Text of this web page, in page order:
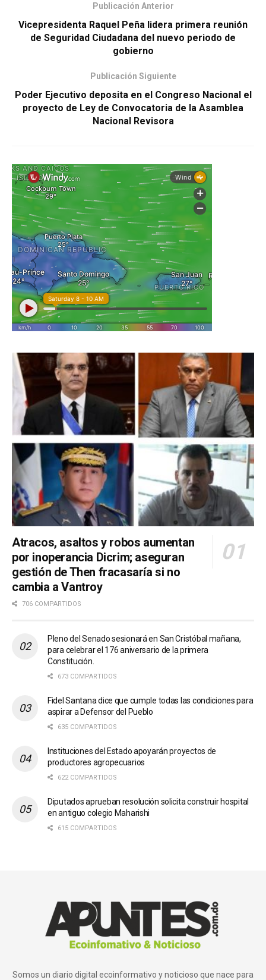
Publicación Anterior
Vicepresidenta Raquel Peña lidera primera reunión
de Seguridad Ciudadana del nuevo periodo de
gobierno
Publicación Siguiente
Poder Ejecutivo deposita en el Congreso Nacional el
proyecto de Ley de Convocatoria de la Asamblea
Nacional Revisora
Atracos, asaltos y robos aumentan
por inoperancia Dicrim; aseguran
gestión de Then fracasaría si no
cambia a Vantroy
706 COMPARTIDOS
Pleno del Senado sesionará en San Cristóbal mañana,
para celebrar el 176 aniversario de la primera
Constitución.
673 COMPARTIDOS
Fidel Santana dice que cumple todas las condiciones para
aspirar a Defensor del Pueblo
635 COMPARTIDOS
Instituciones del Estado apoyarán proyectos de
productores agropecuarios
622 COMPARTIDOS
Diputados aprueban resolución solicita construir hospital
en antiguo colegio Maharishi
615 COMPARTIDOS
Somos un diario digital ecoinformativo y noticioso que nace para